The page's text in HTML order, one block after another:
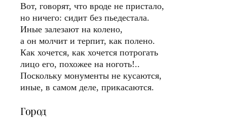
Вот, говорят, что вроде не пристало,
но ничего: сидит без пьедестала.
Иные залезают на колено,
а он молчит и терпит, как полено.
Как хочется, как хочется потрогать
лицо его, похожее на ноготь!..
Поскольку монументы не кусаются,
иные, в самом деле, прикасаются.
Город